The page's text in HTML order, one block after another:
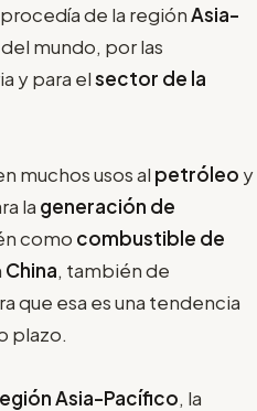
de la regiónAsia-
mundo, por las
y para elsector de la
muchos usos al petróleo y
la generación de
como combustible de
China, también de
que esa es una tendencia
plazo.
Asia-Pacífico, la